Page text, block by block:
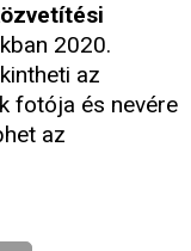
2020.
az
fotója és nevére
az